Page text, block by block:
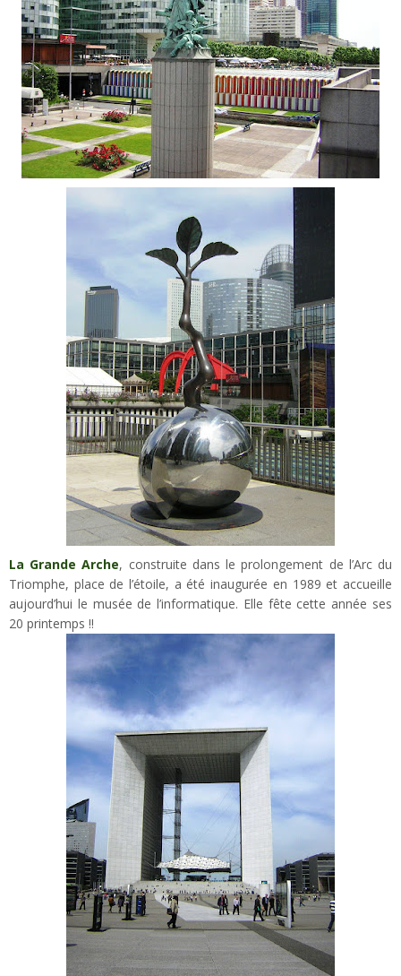
La Grande Arche, construite dans le prolongement de l’Arc du
Triomphe, place de l’étoile, a été inaugurée en 1989 et accueille
aujourd’hui le musée de l’informatique. Elle fête cette année ses
20 printemps !!